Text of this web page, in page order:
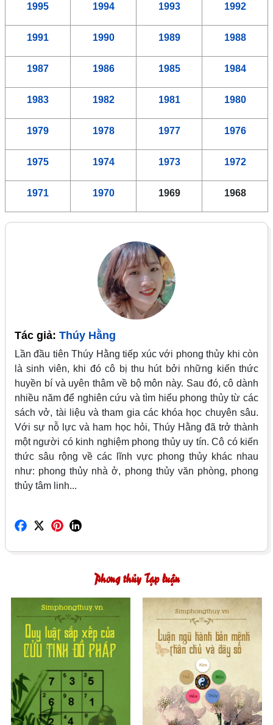
1995 1994 1993 1992
1991 1990 1989 1988
1987 1986 1985 1984
1983 1982 1981 1980
1979 1978 1977 1976
1975 1974 1973 1972
1971 1970 1969 1968
Tác giả: Thúy Hằng
Lần đầu tiên Thúy Hằng tiếp xúc với phong thủy khi còn
là sinh viên, khi đó cô bị thu hút bởi những kiến thức
huyền bí và uyên thâm về bộ môn này. Sau đó, cô dành
nhiều năm để nghiên cứu và tìm hiểu phong thủy từ các
sách vở, tài liệu và tham gia các khóa học chuyên sâu.
Với sự nỗ lực và ham học hỏi, Thúy Hằng đã trở thành
một người có kinh nghiệm phong thủy uy tín. Cô có kiến
thức sâu rộng về các lĩnh vực phong thủy khác nhau
như: phong thủy nhà ở, phong thủy văn phòng, phong
thủy tâm linh...
Phong thủy Tạp luận